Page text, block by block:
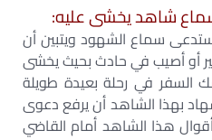
سماع الشهود ويتبين أن
أو أصيب في حادث بحيث يخشى
السفر في رحلة بعيدة طويلة
بهذا الشاهد أن يرفع دعوى
هذا الشاهد أمام القاضي